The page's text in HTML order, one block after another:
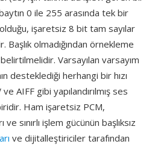
0 ile 255 arasında tek bir
işaretsiz 8 bit tam sayılar
Başlık olmadığından örnekleme
Varsayılan varsayım
desteklediği herhangi bir hızı
AIFF gibi yapılandırılmış ses
Ham işaretsiz PCM,
sınırlı işlem gücünün başlıksız
ve dijitalleştiriciler tarafından